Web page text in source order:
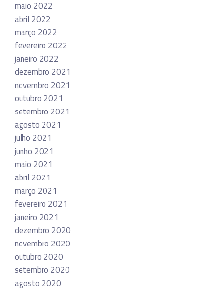
maio 2022
abril 2022
março 2022
fevereiro 2022
janeiro 2022
dezembro 2021
novembro 2021
outubro 2021
setembro 2021
agosto 2021
julho 2021
junho 2021
maio 2021
abril 2021
março 2021
fevereiro 2021
janeiro 2021
dezembro 2020
novembro 2020
outubro 2020
setembro 2020
agosto 2020